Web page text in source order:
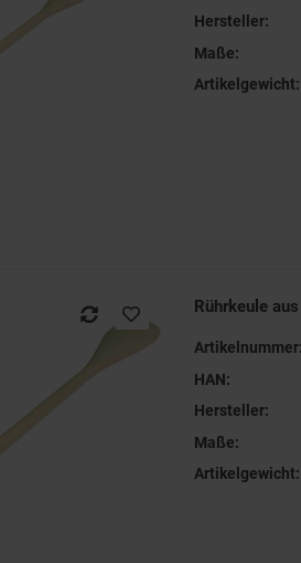
Hersteller:
Maße:
Artikelgewicht:
Rührkeule
HAN:
Hersteller:
Maße:
Artikelgewicht: